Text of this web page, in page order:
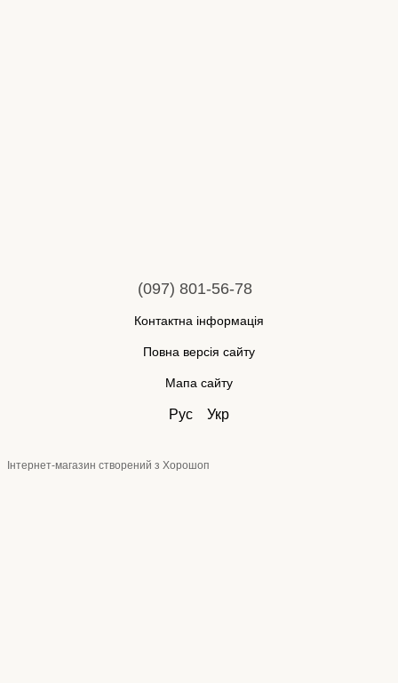
(097) 801-56-78
Контактна інформація
Повна версія сайту
Мапа сайту
Рус Укр
Інтернет-магазин створений з Хорошоп